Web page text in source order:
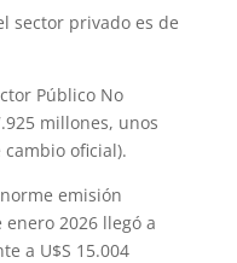
sector privado es de
Público No
millones, unos
oficial).
emisión
2026 llegó a
a U$S 15.004